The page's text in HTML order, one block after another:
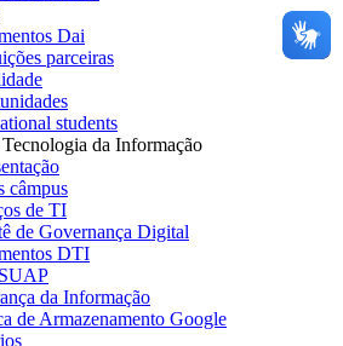
Dai
parceiras
students
da Informação
câmpus
de TI
de Governança Digital
DTI
da Informação
de Armazenamento Google